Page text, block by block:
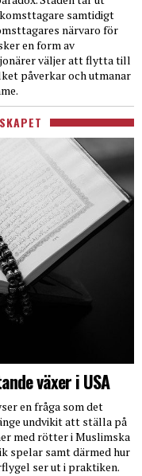
samtidigt
närvaro för
en form av
väljer att flytta till
påverkar och utmanar
växer i USA
en fråga som det
undvikit att ställa på
med rötter i Muslimska
spelar samt därmed hur
ser ut i praktiken.